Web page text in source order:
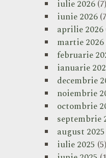
iulie 2026(7)
iunie 2026
aprilie 2026
martie 2026
februarie
ianuarie
decembrie
noiembrie
octombrie
septembrie
august 2025
iulie 2025 (5)